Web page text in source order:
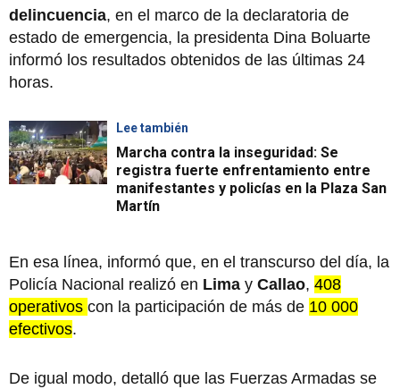
delincuencia, en el marco de la declaratoria de
estado de emergencia, la presidenta Dina Boluarte
informó los resultados obtenidos de las últimas 24
horas.
Lee también
Marcha contra la inseguridad: Se
registra fuerte enfrentamiento entre
manifestantes y policías en la Plaza San
Martín
En esa línea, informó que, en el transcurso del día, la
Policía Nacional realizó en Lima y Callao, 408
operativos con la participación de más de 10 000
efectivos.
De igual modo, detalló que las Fuerzas Armadas se